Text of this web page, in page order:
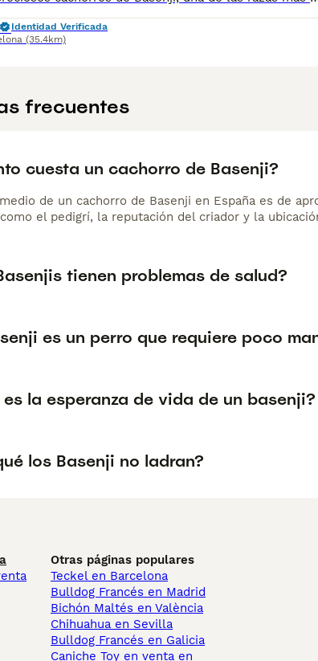
Identidad Verificada
(35.4km)
frecuentes
cuesta un cachorro de Basenji?
de un cachorro de Basenji en España es de
el pedigrí, la reputación del criador y la
tienen problemas de salud?
es un perro que requiere poco
la esperanza de vida de un basenji?
los Basenji no ladran?
Otras páginas populares
Teckel en Barcelona
Bulldog Francés en Madrid
Bichón Maltés en València
Chihuahua en Sevilla
Bulldog Francés en Galicia
Caniche Toy en venta en